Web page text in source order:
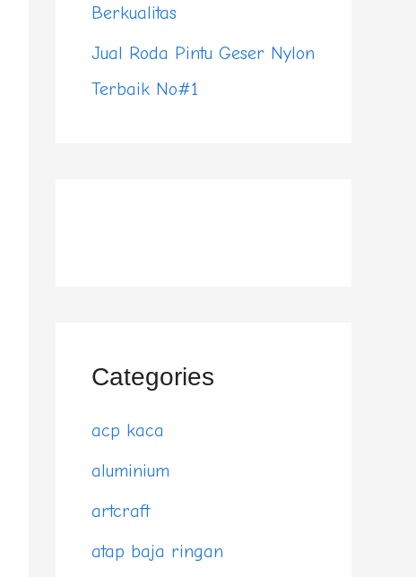
Berkualitas
Jual Roda Pintu Geser Nylon
Terbaik No#1
Categories
acp kaca
aluminium
artcraft
atap baja ringan